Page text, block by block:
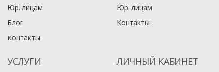
Юр. лицам​
Блог
Контакты
Юр. лицам​
Контакты
УСЛУГИ ЛИЧНЫЙ КАБИНЕТ